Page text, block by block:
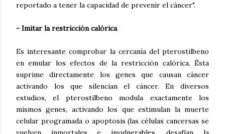
reportado a tener la capacidad de prevenir el cáncer".
- Imitar la restricción calórica
Es interesante comprobar la cercanía del pterostilbeno
en emular los efectos de la restricción calórica. Ésta
suprime directamente los genes que causan cáncer
activando los que silencian el cáncer. En diversos
estudios, el pterostilbeno modula exactamente los
mismos genes, activando los que estimulan la muerte
celular programada o apoptosis (las células cancersas se